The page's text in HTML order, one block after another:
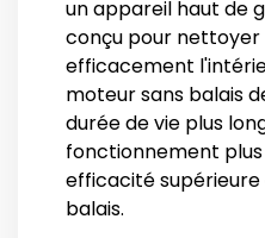
un appareil haut de
conçu pour
efficacement
moteur sans balais
durée de vie plus
fonctionnement
efficacité
balais.